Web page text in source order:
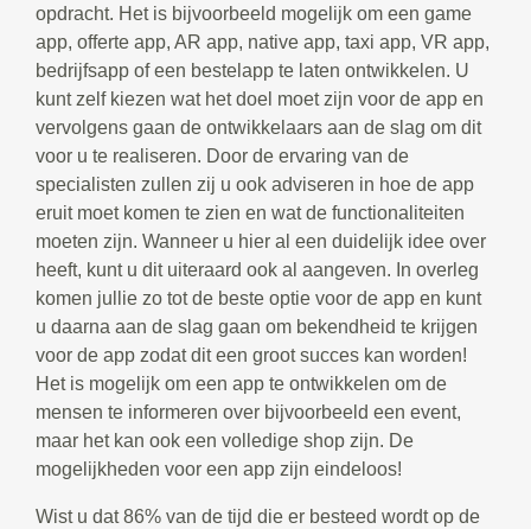
opdracht. Het is bijvoorbeeld mogelijk om een game
app, offerte app, AR app, native app, taxi app, VR app,
bedrijfsapp of een bestelapp te laten ontwikkelen. U
kunt zelf kiezen wat het doel moet zijn voor de app en
vervolgens gaan de ontwikkelaars aan de slag om dit
voor u te realiseren. Door de ervaring van de
specialisten zullen zij u ook adviseren in hoe de app
eruit moet komen te zien en wat de functionaliteiten
moeten zijn. Wanneer u hier al een duidelijk idee over
heeft, kunt u dit uiteraard ook al aangeven. In overleg
komen jullie zo tot de beste optie voor de app en kunt
u daarna aan de slag gaan om bekendheid te krijgen
voor de app zodat dit een groot succes kan worden!
Het is mogelijk om een app te ontwikkelen om de
mensen te informeren over bijvoorbeeld een event,
maar het kan ook een volledige shop zijn. De
mogelijkheden voor een app zijn eindeloos!
Wist u dat 86% van de tijd die er besteed wordt op de